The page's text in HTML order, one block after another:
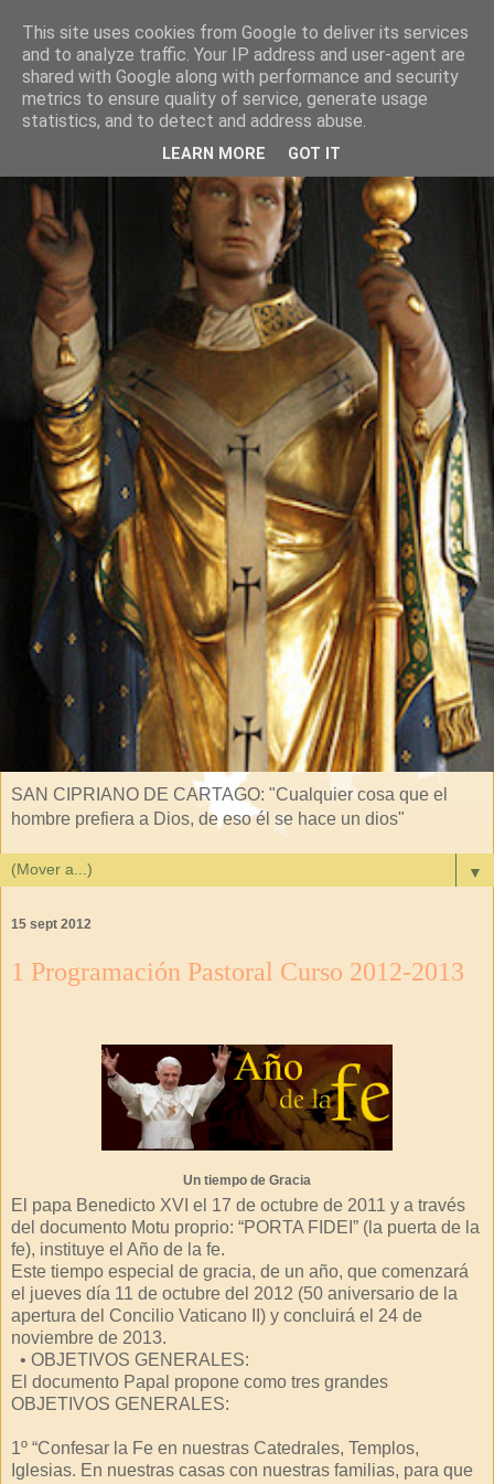
SAN CIPRIANO DE CARTAGO: "Cualquier cosa que el
hombre prefiera a Dios, de eso él se hace un dios"
▼
15 sept 2012
1 Programación Pastoral Curso 2012-2013
Un tiempo de Gracia
El papa Benedicto XVI el 17 de octubre de 2011 y a través
del documento Motu proprio: “PORTA FIDEI” (la puerta de la
fe), instituye el Año de la fe.
Este tiempo especial de gracia, de un año, que comenzará
el jueves día 11 de octubre del 2012 (50 aniversario de la
apertura del Concilio Vaticano II) y concluirá el 24 de
noviembre de 2013.
• OBJETIVOS GENERALES:
El documento Papal propone como tres grandes
OBJETIVOS GENERALES:
1º “Confesar la Fe en nuestras Catedrales, Templos,
Iglesias. En nuestras casas con nuestras familias, para que
This site uses cookies from Google to deliver its services
and to analyze traffic. Your IP address and user-agent are
shared with Google along with performance and security
metrics to ensure quality of service, generate usage
statistics, and to detect and address abuse.
LEARN MORE GOT IT